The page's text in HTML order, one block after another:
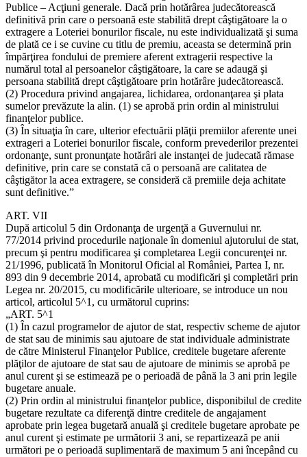
Publice – Acţiuni generale. Dacă prin hotărârea judecătorească
definitivă prin care o persoană este stabilită drept câştigătoare la o
extragere a Loteriei bonurilor fiscale, nu este individualizată şi suma
de plată ce i se cuvine cu titlu de premiu, aceasta se determină prin
împărţirea fondului de premiere aferent extragerii respective la
numărul total al persoanelor câştigătoare, la care se adaugă şi
persoana stabilită drept câştigătoare prin hotărâre judecătorească.
(2) Procedura privind angajarea, lichidarea, ordonanţarea şi plata
sumelor prevăzute la alin. (1) se aprobă prin ordin al ministrului
finanţelor publice.
(3) În situaţia în care, ulterior efectuării plăţii premiilor aferente unei
extrageri a Loteriei bonurilor fiscale, conform prevederilor prezentei
ordonanţe, sunt pronunţate hotărâri ale instanţei de judecată rămase
definitive, prin care se constată că o persoană are calitatea de
câştigător la acea extragere, se consideră că premiile deja achitate
sunt definitive.”
ART. VII
După articolul 5 din Ordonanţa de urgenţă a Guvernului nr.
77/2014 privind procedurile naţionale în domeniul ajutorului de stat,
precum şi pentru modificarea şi completarea Legii concurenţei nr.
21/1996, publicată în Monitorul Oficial al României, Partea I, nr.
893 din 9 decembrie 2014, aprobată cu modificări şi completări prin
Legea nr. 20/2015, cu modificările ulterioare, se introduce un nou
articol, articolul 5^1, cu următorul cuprins:
„ART. 5^1
(1) În cazul programelor de ajutor de stat, respectiv scheme de ajutor
de stat sau de minimis sau ajutoare de stat individuale administrate
de către Ministerul Finanţelor Publice, creditele bugetare aferente
plăţilor de ajutoare de stat sau de ajutoare de minimis se aprobă pe
anul curent şi se estimează pe o perioadă de până la 3 ani prin legile
bugetare anuale.
(2) Prin ordin al ministrului finanţelor publice, disponibilul de credite
bugetare rezultate ca diferenţă dintre creditele de angajament
aprobate prin legea bugetară anuală şi creditele bugetare aprobate pe
anul curent şi estimate pe următorii 3 ani, se repartizează pe anii
următori pe o perioadă suplimentară de maximum 5 ani începând cu